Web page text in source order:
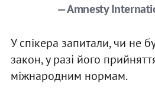
— Amnesty
У спікера запитали, чи не
закон, у разі його
міжнародним нормам.